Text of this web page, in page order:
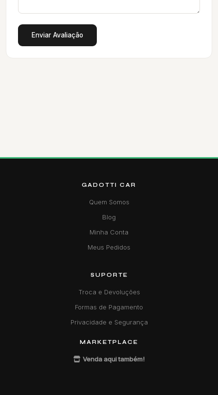
Enviar Avaliação
GADOTTI CAR
Quem Somos
Blog
Minha Conta
Meus Pedidos
SUPORTE
Troca e Devoluções
Formas de Pagamento
Privacidade e Segurança
MARKETPLACE
Venda aqui também!